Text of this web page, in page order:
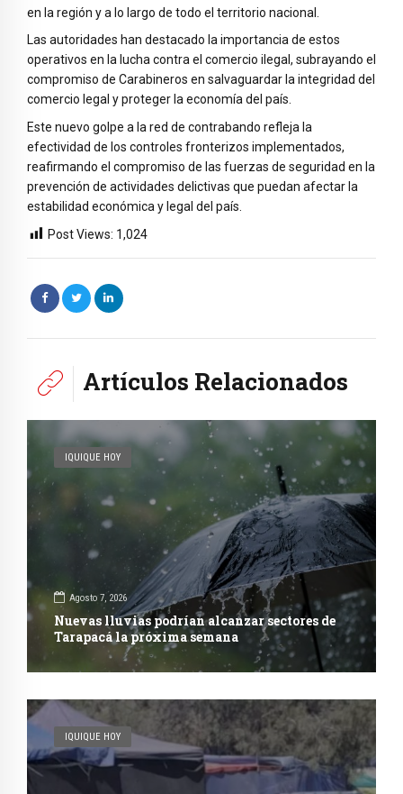
en la región y a lo largo de todo el territorio nacional.
Las autoridades han destacado la importancia de estos
operativos en la lucha contra el comercio ilegal, subrayando el
compromiso de Carabineros en salvaguardar la integridad del
comercio legal y proteger la economía del país.
Este nuevo golpe a la red de contrabando refleja la
efectividad de los controles fronterizos implementados,
reafirmando el compromiso de las fuerzas de seguridad en la
prevención de actividades delictivas que puedan afectar la
estabilidad económica y legal del país.
Post Views: 1,024
Artículos Relacionados
IQUIQUE HOY
Agosto 7, 2026
Nuevas lluvias podrían alcanzar sectores de
Tarapacá la próxima semana
IQUIQUE HOY